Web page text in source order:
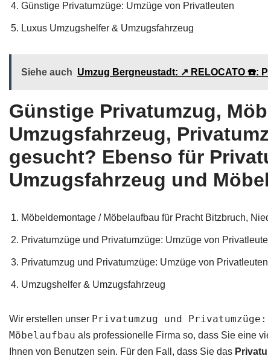
Günstige Privatumzüge: Umzüge von Privatleuten
Luxus Umzugshelfer & Umzugsfahrzeug
Siehe auch Umzug Bergneustadt: ↗️ RELOCATO ☎️:
Günstige Privatumzug,
Umzugsfahrzeug,
gesucht? Ebenso für
Umzugsfahrzeug und
Möbeldemontage / Möbelaufbau für Pracht Bitzbruch,
Privatumzüge und Privatumzüge: Umzüge von
Privatumzug und Privatumzüge: Umzüge von
Umzugshelfer & Umzugsfahrzeug
Wir erstellen unser Privatumzug und
Möbelaufbau als professionelle Firma so, dass Sie eine
Ihnen von Benutzen sein. Für den Fall, dass Sie das